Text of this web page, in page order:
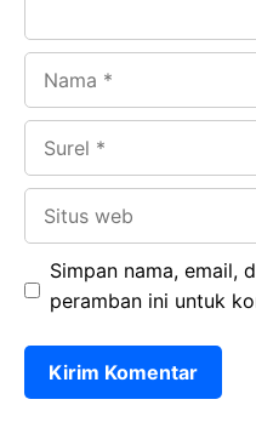
Simpan nama, email,
peramban ini untuk